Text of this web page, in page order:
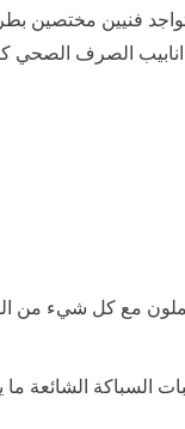
فنيين مختصين
الصرف الصحي
مع كل شيء من
السباكة الشائعة ما